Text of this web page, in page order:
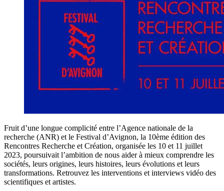
Fruit d’une longue complicité entre l’Agence nationale de la
recherche (ANR) et le Festival d’Avignon, la 10ème édition des
Rencontres Recherche et Création, organisée les 10 et 11 juillet
2023, poursuivait l’ambition de nous aider à mieux comprendre les
sociétés, leurs origines, leurs histoires, leurs évolutions et leurs
transformations. Retrouvez les interventions et interviews vidéo des
scientifiques et artistes.